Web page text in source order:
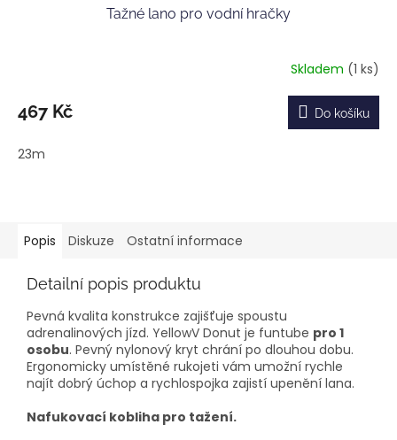
Tažné lano pro vodní hračky
Skladem (1 ks)
467 Kč Do košíku
23m
Popis Diskuze Ostatní informace
Detailní popis produktu
Pevná kvalita konstrukce zajišťuje spoustu
adrenalinových jízd. YellowV Donut je funtube pro 1
osobu. Pevný nylonový kryt chrání po dlouhou dobu.
Ergonomicky umístěné rukojeti vám umožní rychle
najít dobrý úchop a rychlospojka zajistí upenění lana.
Nafukovací kobliha pro tažení.